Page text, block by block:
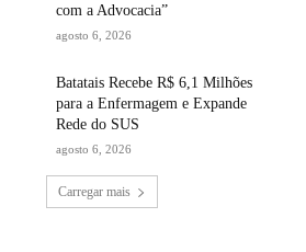
com a Advocacia”
agosto 6, 2026
Batatais Recebe R$ 6,1 Milhões
para a Enfermagem e Expande
Rede do SUS
agosto 6, 2026
Carregar mais